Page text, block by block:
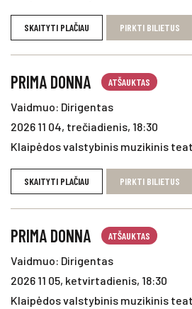
SKAITYTI PLAČIAU PIRKTI BILIETUS
PRIMA DONNA ATŠAUKTAS
Vaidmuo: Dirigentas
2026 11 04, trečiadienis, 18:30
Klaipėdos valstybinis muzikinis
SKAITYTI PLAČIAU PIRKTI BILIETUS
PRIMA DONNA ATŠAUKTAS
Vaidmuo: Dirigentas
2026 11 05, ketvirtadienis, 18:30
Klaipėdos valstybinis muzikinis